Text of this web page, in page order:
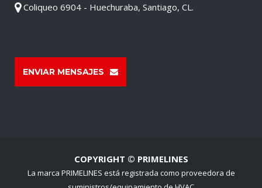
Coliqueo 6904 - Huechuraba, Santiago, CL.
ENVIAR MENSAJES
COPYRIGHT © PRIMELINES
La marca PRIMELINES está registrada como proveedora de